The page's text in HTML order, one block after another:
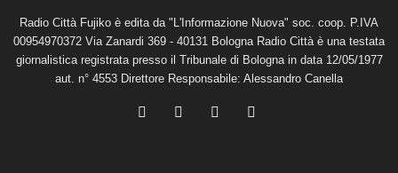
Radio Città Fujiko è edita da "L'Informazione Nuova" soc. coop. P.IVA
00954970372 Via Zanardi 369 - 40131 Bologna Radio Città è una testata
giornalistica registrata presso il Tribunale di Bologna in data 12/05/1977
aut. n° 4553 Direttore Responsabile: Alessandro Canella